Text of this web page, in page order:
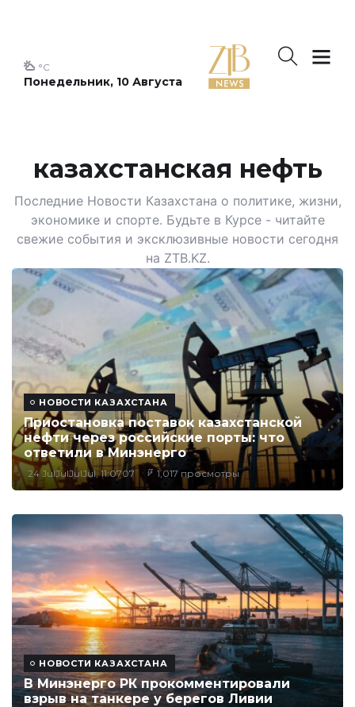
Понедельник, 10 Августа
°C
казахстанская нефть
Последние Новости Казахстана о политике, жизни,
экономике и спорте. Будьте в Курсе - читайте
свежие события и эксклюзивные новости сегодня
на ZTB.KZ.
НОВОСТИ КАЗАХСТАНА
Приостановка поставок казахстанской
нефти через российские порты: что
ответили в Минэнерго
24 JulJulJulJul, 11:0707 1,017 просмотры
НОВОСТИ КАЗАХСТАНА
В Минэнерго РК прокомментировали
взрыв на танкере у берегов Ливии